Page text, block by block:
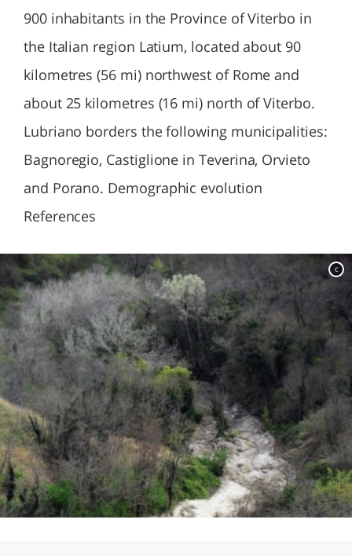
900 inhabitants in the Province of Viterbo in
the Italian region Latium, located about 90
kilometres (56 mi) northwest of Rome and
about 25 kilometres (16 mi) north of Viterbo.
Lubriano borders the following municipalities:
Bagnoregio, Castiglione in Teverina, Orvieto
and Porano. Demographic evolution
References
c